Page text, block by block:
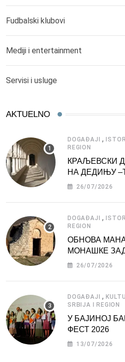
Fudbalski klubovi
Mediji i entertainment
Servisi i usluge
AKTUELNO
DOGAĐAJI ,
REGION
КРАЉЕВСКИ
НА ДЕДИЊУ
АТРАКЦИЈА
26/07/2026
DOGAĐAJI ,
REGION
ОБНОВА
МОНАШКЕ
СРБИЈЕ
26/07/2026
DOGAĐAJI ,
SRBIJA I REGION
У БАЈИНОЈ
ФЕСТ 2026
13/07/2026